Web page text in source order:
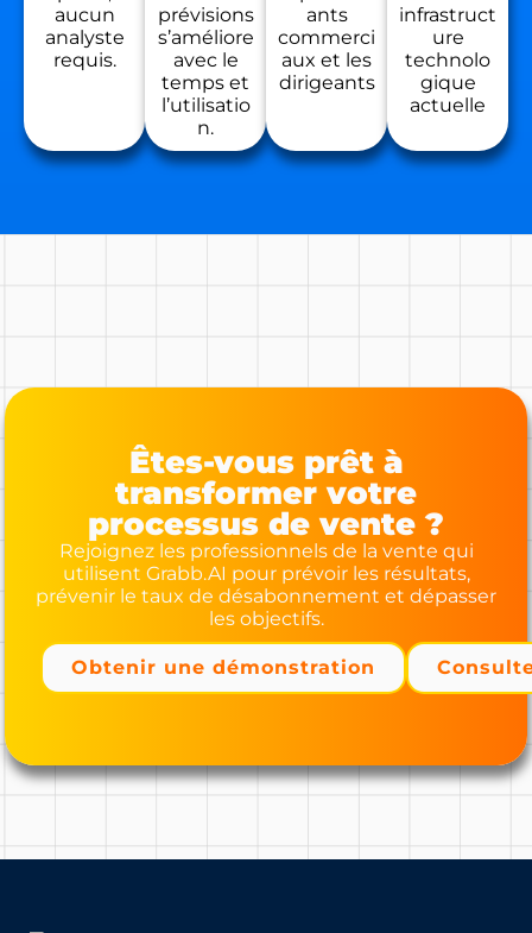
aucun
analyste
requis.
prévisions
s’améliore
avec le
temps et
l’utilisatio
n.
ants
commerci
aux et les
dirigeants
infrastruct
ure
technolo
gique
actuelle
Êtes-vous prêt à
transformer votre
processus de vente ?
Rejoignez les professionnels de la vente qui
utilisent Grabb.AI pour prévoir les résultats,
prévenir le taux de désabonnement et dépasser
les objectifs.
Obtenir une démonstration